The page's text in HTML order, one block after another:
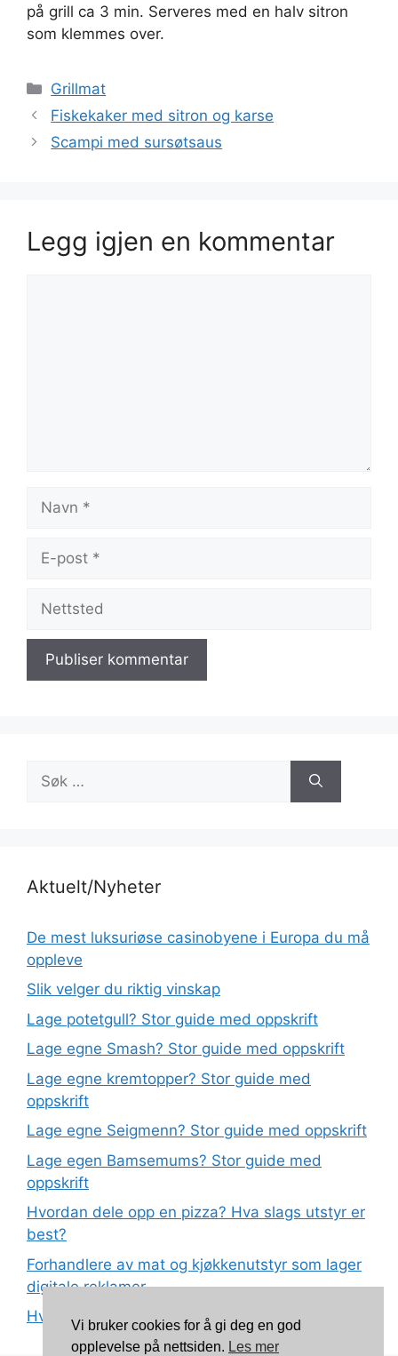
på grill ca 3 min. Serveres med en halv sitron
som klemmes over.
Kategorier
Grillmat
Fiskekaker med sitron og karse
Scampi med sursøtsaus
Legg igjen en kommentar
post
etter:
Aktuelt/Nyheter
De mest luksuriøse casinobyene i Europa du må
oppleve
Slik velger du riktig vinskap
Lage potetgull? Stor guide med oppskrift
Lage egne Smash? Stor guide med oppskrift
Lage egne kremtopper? Stor guide med
oppskrift
Lage egne Seigmenn? Stor guide med oppskrift
Lage egen Bamsemums? Stor guide med
oppskrift
Hvordan dele opp en pizza? Hva slags utstyr er
best?
Forhandlere av mat og kjøkkenutstyr som lager
digitale reklamer
Hva betyr det at plast har matkvalitet?
Vi bruker cookies for å gi deg en god
opplevelse på nettsiden. Les mer